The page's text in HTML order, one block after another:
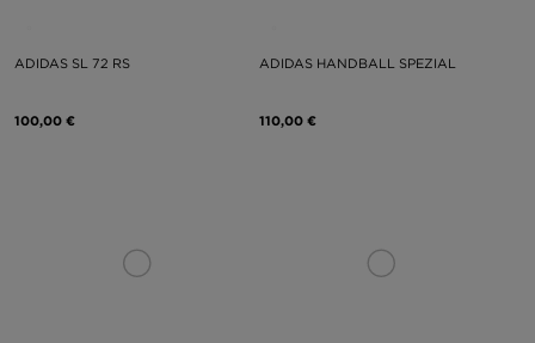
ADIDAS SL 72 RS
100,00 €
ADIDAS HANDBALL SPEZIAL
110,00 €